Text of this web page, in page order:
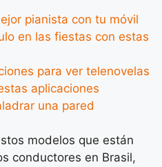
pianista con tu móvil
en las fiestas con estas
para ver telenovelas
aplicaciones
una pared
modelos que están
conductores en Brasil,